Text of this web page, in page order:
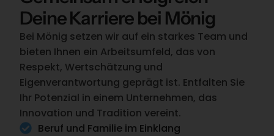
Deine Karriere bei Mönig
Bei Mönig setzen wir auf ein starkes Team und
bieten Ihnen ein Arbeitsumfeld, das von
Respekt, Wertschätzung und
Eigenverantwortung geprägt ist. Entfalten Sie
Ihr Potenzial in einem Unternehmen, das
Innovation und Tradition vereint.
Beruf und Familie im Einklang